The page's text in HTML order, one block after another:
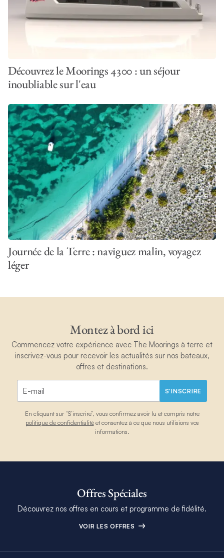
Découvrez le Moorings 4300 : un séjour
inoubliable sur l'eau
Journée de la Terre : naviguez malin, voyagez
léger
Montez à bord ici
Commencez votre expérience avec The Moorings à terre et
inscrivez-vous pour recevoir les actualités sur nos bateaux,
offres et destinations.
S'INSCRIRE
En cliquant sur “S’inscrire”, vous confirmez avoir lu et compris notre
politique de confidentialitéet consentez à ce que nous utilisions vos
informations.
Offres Spéciales
Découvrez nos offres en cours et programme de fidélité.
VOIR LES OFFRES